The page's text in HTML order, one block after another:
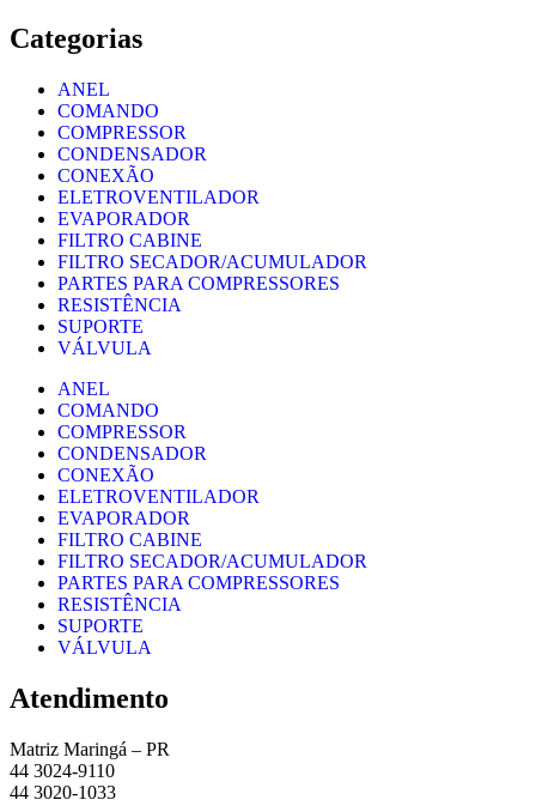
Categorias
ANEL
COMANDO
COMPRESSOR
CONDENSADOR
CONEXÃO
ELETROVENTILADOR
EVAPORADOR
FILTRO CABINE
FILTRO SECADOR/ACUMULADOR
PARTES PARA COMPRESSORES
RESISTÊNCIA
SUPORTE
VÁLVULA
ANEL
COMANDO
COMPRESSOR
CONDENSADOR
CONEXÃO
ELETROVENTILADOR
EVAPORADOR
FILTRO CABINE
FILTRO SECADOR/ACUMULADOR
PARTES PARA COMPRESSORES
RESISTÊNCIA
SUPORTE
VÁLVULA
Atendimento
Matriz Maringá – PR
44 3024-9110
44 3020-1033